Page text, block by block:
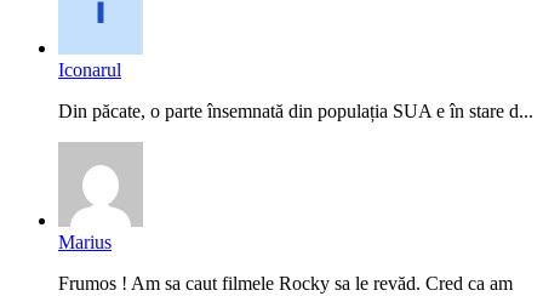
Iconarul
Din păcate, o parte însemnată din populația SUA e în stare d...
Marius
Frumos ! Am sa caut filmele Rocky sa le revăd. Cred ca am